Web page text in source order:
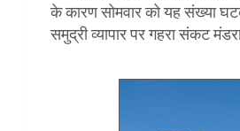
के कारण सोमवार को यह संख्या
समुद्री व्यापार पर गहरा संकट